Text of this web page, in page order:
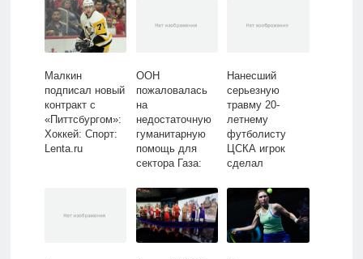
Малкин
подписал новый
контракт с
«Питтсбургом»:
Хоккей: Спорт:
Lenta.ru
ООН
пожаловалась
на
недостаточную
гуманитарную
помощь для
сектора Газа:
Мир: Lenta.ru
Нанесший
серьезную
травму 20-
летнему
футболисту
ЦСКА игрок
сделал
Футбол: Спорт:
Lenta.ru